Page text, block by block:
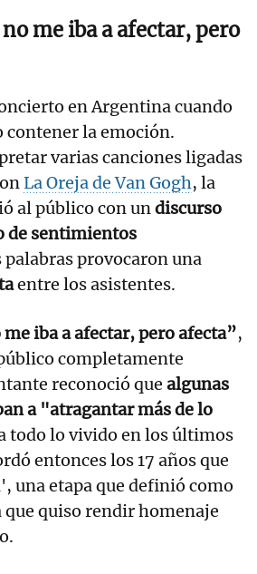
me iba a afectar, pero
en Argentina cuando
contener la emoción.
varias canciones ligadas
La Oreja de Van Gogh, la
al público con undiscurso
de sentimientos
palabras provocaron una
entre los asistentes.
me iba a afectar, pero afecta”,
completamente
reconoció que algunas
a "atragantar más de lo
todo lo vivido en los últimos
entonces los 17 años que
una etapa que definió como
que quiso rendir homenaje